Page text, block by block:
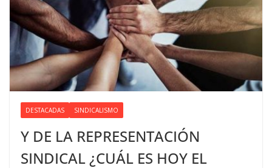
DESTACADAS SINDICALISMO
Y DE LA REPRESENTACIÓN
SINDICAL ¿CUÁL ES HOY EL